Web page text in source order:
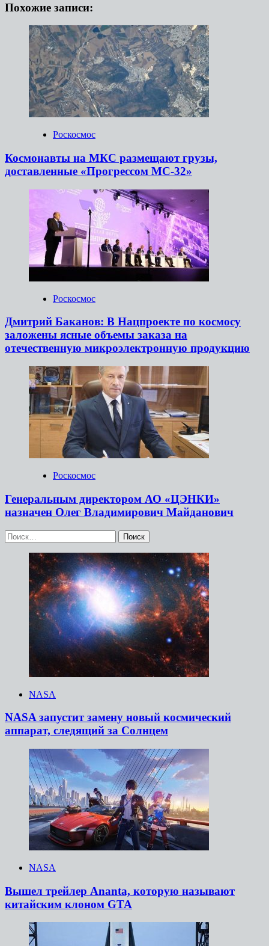
Похожие записи:
Роскосмос
Космонавты на МКС размещают грузы,
доставленные «Прогрессом МС-32»
Роскосмос
Дмитрий Баканов: В Нацпроекте по космосу
заложены ясные объемы заказа на
отечественную микроэлектронную продукцию
Роскосмос
Генеральным директором АО «ЦЭНКИ»
назначен Олег Владимирович Майданович
Найти:
NASA
NASA запустит замену новый космический
аппарат, следящий за Солнцем
NASA
Вышел трейлер Ananta, которую называют
китайским клоном GTA